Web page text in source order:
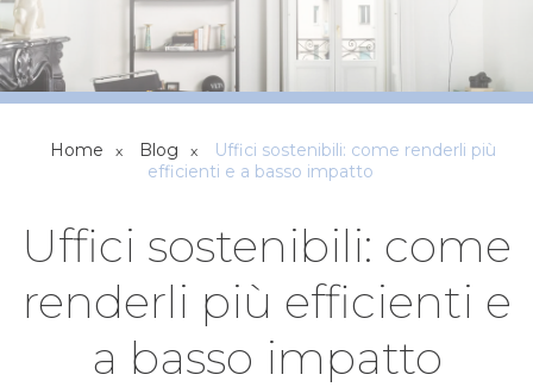
Home x Blog x
Uffici sostenibili: come renderli più
efficienti e a basso impatto
Uffici sostenibili: come
renderli più efficienti e
a basso impatto